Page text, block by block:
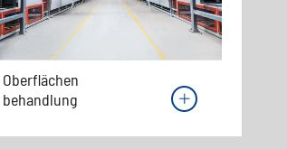
Oberflächen
behandlung
